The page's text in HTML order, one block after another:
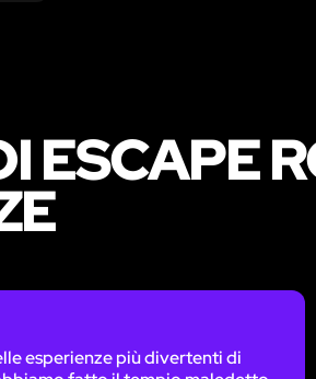
ESCAPE
esperienze più divertenti di